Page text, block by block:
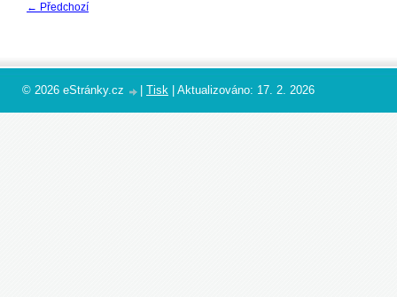
← Předchozí
© 2026 eStránky.cz Tisk Aktualizováno: 17. 2. 2026